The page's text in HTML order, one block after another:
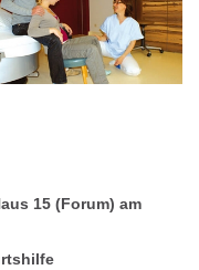
15 (Forum) am